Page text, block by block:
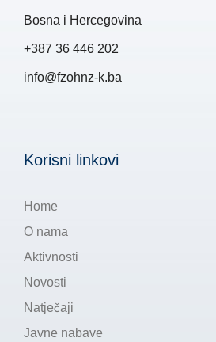
Bosna i Hercegovina
+387 36 446 202
info@fzohnz-k.ba
Korisni linkovi
Home
O nama
Aktivnosti
Novosti
Natječaji
Javne nabave